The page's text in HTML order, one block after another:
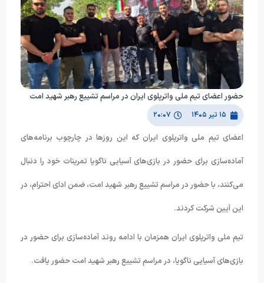
حضور اعضای تیم ملی واترپلوی ایران در مراسم تشییع رهبر شهید امت
۱۵ تیر ۱۴۰۵ ۲۰:۰۷
اعضای تیم ملی واترپلوی ایران که این روزها در چارچوب برنامه‌های
آماده‌سازی برای حضور در بازی‌های آسیایی ناگویا تمرینات خود را دنبال
می‌کنند، با حضور در مراسم تشییع رهبر شهید امت، ضمن ادای احترام، در
این آیین شرکت کردند.
تیم ملی واترپلوی ایران همزمان با ادامه روند آماده‌سازی برای حضور در
بازی‌های آسیایی ناگویا، در مراسم تشییع رهبر شهید امت حضور یافت.